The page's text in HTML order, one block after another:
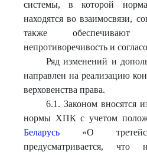
системы, в которой
находятся во взаимосвязи,
также обеспечивают
непротиворечивость и
Ряд изменений и
направлен на реализацию
верховенства права.
6.1. Законом вносятся
нормы ХПК с учетом
Беларусь «О
предусматривается,